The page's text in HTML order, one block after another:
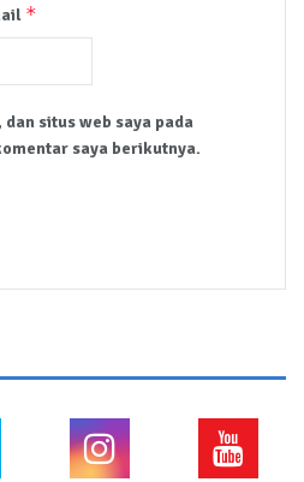
*
situs web saya pada
saya berikutnya.